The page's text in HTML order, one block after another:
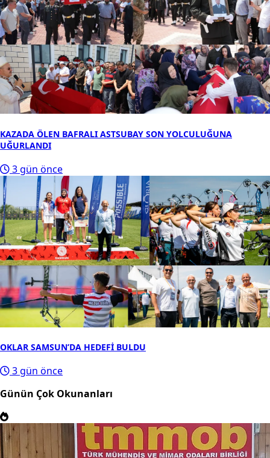
KAZADA ÖLEN BAFRALI ASTSUBAY SON YOLCULUĞUNA
UĞURLANDI
3 gün önce
OKLAR SAMSUN’DA HEDEFİ BULDU
3 gün önce
Günün Çok Okunanları